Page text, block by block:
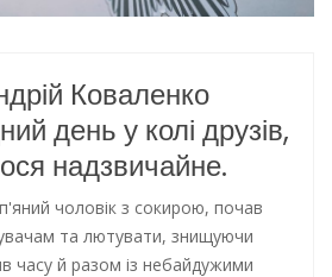
Коваленко
день у колі друзів,
надзвичайне.
чоловік з сокирою, почав
та лютувати, знищуючи
часу й разом із небайдужими